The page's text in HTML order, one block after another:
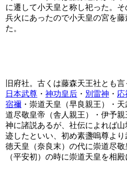
に遷して小天皇と称し祀った。そ
兵火にあったので小天皇の宮を
た。
旧府社。古くは藤森天王社とも
日本武尊 ・ 神功皇后 ・ 別雷神 ・ 応
宿禰 ・崇道天皇（早良親王）・天
道尽敬皇帝（舎人親王）・伊予
神に諸説あるが、社伝によれば
迹したといい、初め素盞嗚尊よ
徳天皇（奈良末）の代に崇道尽
（平安初）の時に崇道天皇を相殿